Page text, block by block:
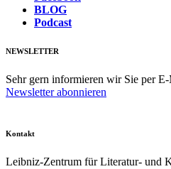
BLOG
Podcast
NEWSLETTER
Sehr gern informieren wir Sie per
Newsletter abonnieren
Kontakt
Leibniz-Zentrum für Literatur- und